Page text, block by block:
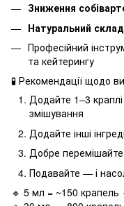
Зниження
Натуральний склад
Професійний
та кейтерингу
🧪 Рекомендації щодо
Додайте 1–3
змішування
Додайте інші
Добре перемішайте
Подавайте — і
🔹 5 мл = ~150